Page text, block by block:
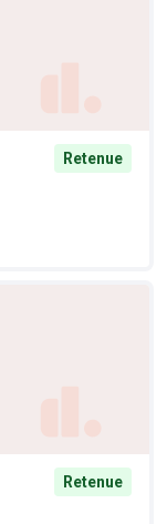
Retenue
Retenue